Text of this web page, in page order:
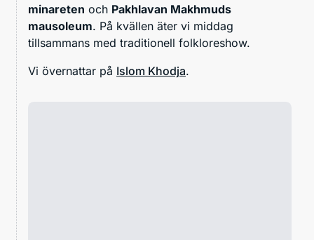
minareten och Pakhlavan Makhmuds
mausoleum. På kvällen äter vi middag
tillsammans med traditionell folkloreshow.
Vi övernattar på Islom Khodja.